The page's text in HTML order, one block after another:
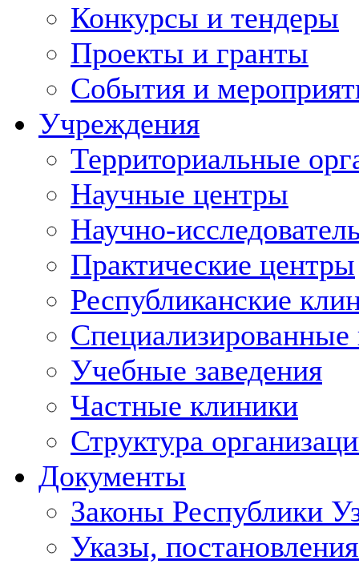
Конкурсы и тендеры
Проекты и гранты
События и
Учреждения
Территориальные
Научные центры
Научно-
Практические центры
Республиканские
Учебные заведения
Частные клиники
Структура
Документы
Законы Республики
Указы,